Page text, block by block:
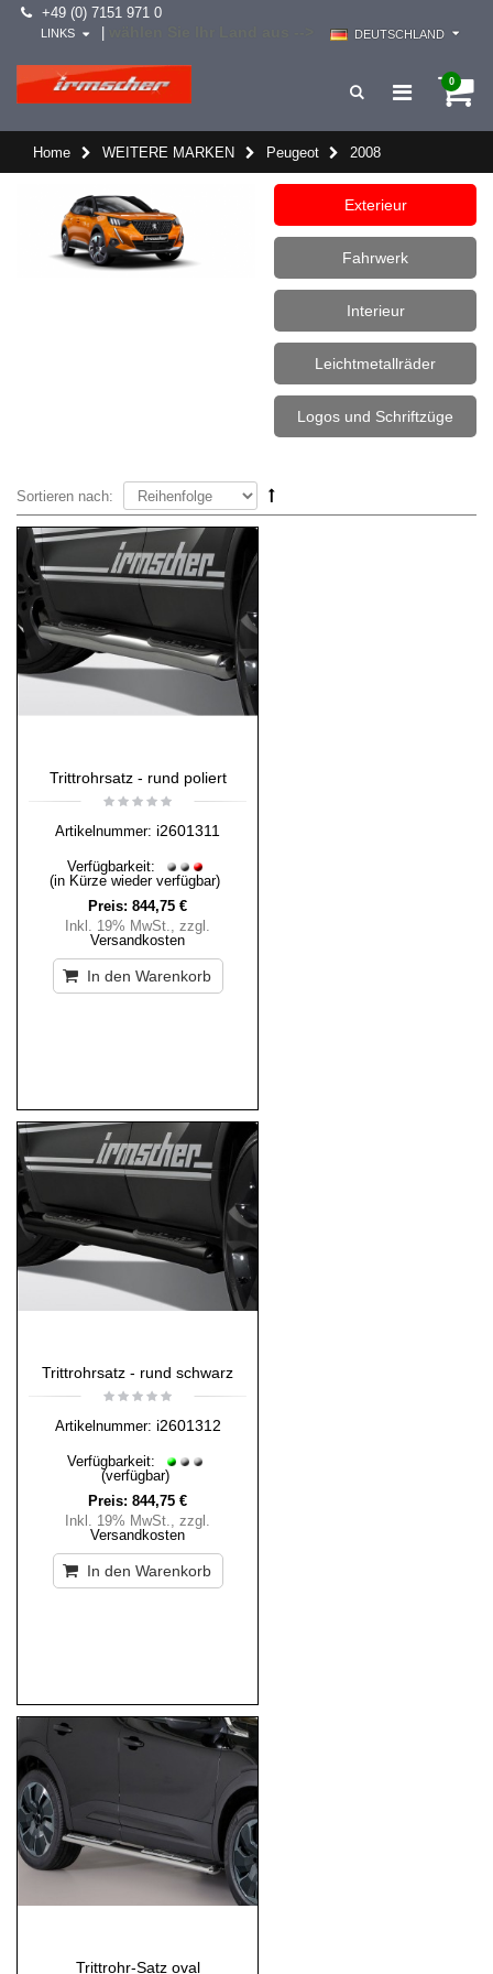
+49 (0) 7151 971 0
DEUTSCHLAND
LINKS
0
Home WEITERE MARKEN Peugeot 2008
Exterieur
Fahrwerk
Interieur
Leichtmetallräder
Logos und Schriftzüge
Sortieren nach:
Trittrohrsatz - rund poliert
Artikelnummer: i2601311
Verfügbarkeit:
(in Kürze wieder verfügbar)
Preis: 844,75 €
Inkl. 19% MwSt., zzgl.
Versandkosten
In den Warenkorb
Trittrohrsatz - rund schwarz
Artikelnummer: i2601312
Verfügbarkeit:
(verfügbar)
Preis: 844,75 €
Inkl. 19% MwSt., zzgl.
Versandkosten
In den Warenkorb
Trittrohr-Satz oval